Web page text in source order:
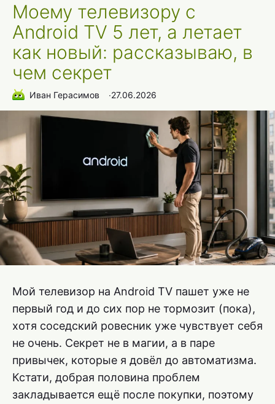
Моему телевизору с
Android TV 5 лет, а летает
как новый: рассказываю, в
чем секрет
Иван Герасимов ∙27.06.2026
Мой телевизор на Android TV пашет уже не
первый год и до сих пор не тормозит (пока),
хотя соседский ровесник уже чувствует себя
не очень. Секрет не в магии, а в паре
привычек, которые я довёл до автоматизма.
Кстати, добрая половина проблем
закладывается ещё после покупки, поэтому